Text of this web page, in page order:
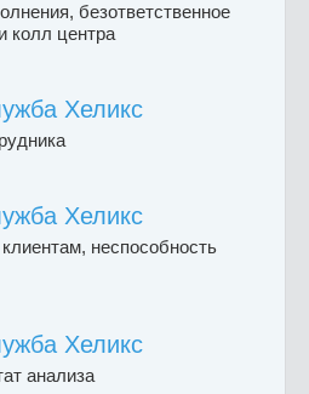
безответственное
колл центра
Хеликс
Хеликс
неспособность
Хеликс
анализа